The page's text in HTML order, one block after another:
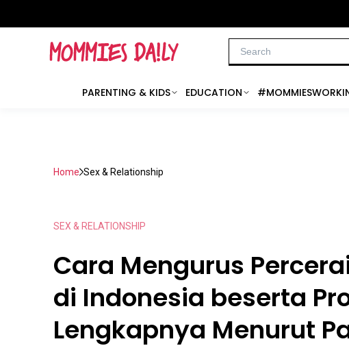
PARENTING & KIDS EDUCATION
Home Sex & Relationship
SEX & RELATIONSHIP
Cara Mengurus
di Indonesia beserta
Lengkapnya Menurut